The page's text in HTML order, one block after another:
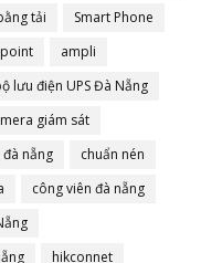
tải
Smart Phone
ampli
lưu điện UPS Đà Nẵng
giám sát
nẵng
chuẩn nén
công viên đà nẵng
hikconnet